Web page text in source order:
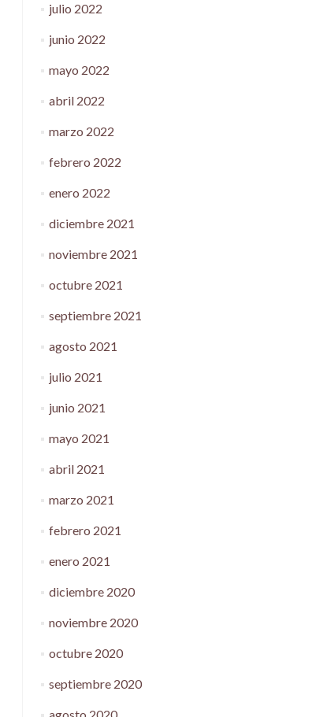
julio 2022
junio 2022
mayo 2022
abril 2022
marzo 2022
febrero 2022
enero 2022
diciembre 2021
noviembre 2021
octubre 2021
septiembre 2021
agosto 2021
julio 2021
junio 2021
mayo 2021
abril 2021
marzo 2021
febrero 2021
enero 2021
diciembre 2020
noviembre 2020
octubre 2020
septiembre 2020